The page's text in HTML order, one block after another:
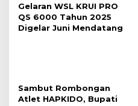
Gelaran WSL KRUI PRO
QS 6000 Tahun 2025
Digelar Juni Mendatang
Sambut Rombongan
Atlet HAPKIDO, Bupati